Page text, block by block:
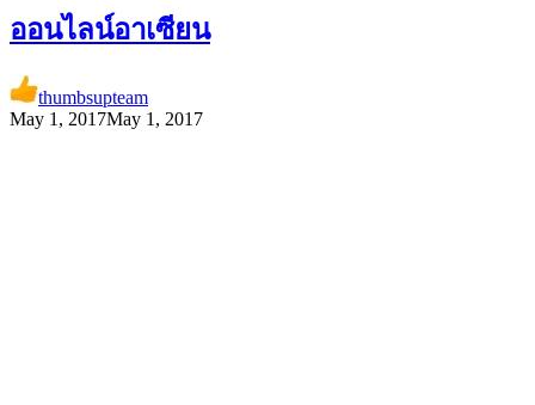
ออนไลน์อาเซียน
thumbsupteam
May 1, 2017May 1, 2017